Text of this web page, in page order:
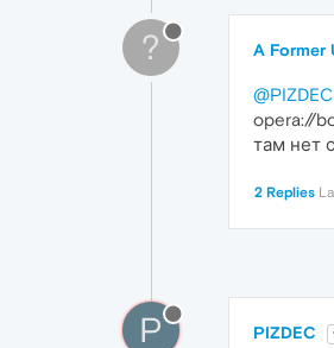
? A Former
@PIZDEC
opera://
там нет
2 Replies
P PIZDEC